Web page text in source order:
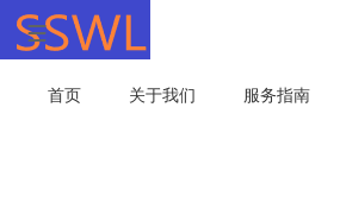
首页 关于我们 服务指南